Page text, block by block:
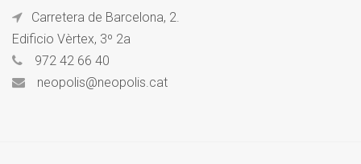
Carretera de Barcelona, 2.
Edificio Vèrtex, 3º 2a
972 42 66 40
neopolis@neopolis.cat